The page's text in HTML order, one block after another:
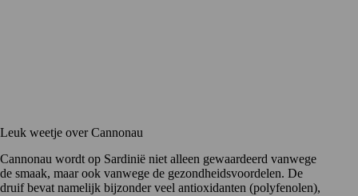
Leuk weetje over Cannonau
Cannonau wordt op Sardinië niet alleen gewaardeerd vanwege
de smaak, maar ook vanwege de gezondheidsvoordelen. De
druif bevat namelijk bijzonder veel antioxidanten (polyfenolen),